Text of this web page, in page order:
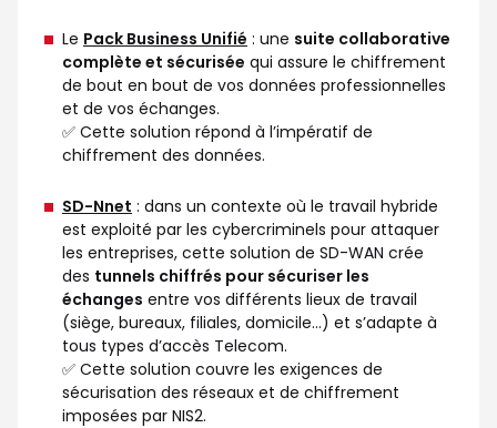
Le Pack Business Unifié : une suite collaborative
complète et sécurisée qui assure le chiffrement
de bout en bout de vos données professionnelles
et de vos échanges.
✅ Cette solution répond à l’impératif de
chiffrement des données.
SD-Nnet : dans un contexte où le travail hybride
est exploité par les cybercriminels pour attaquer
les entreprises, cette solution de SD-WAN crée
des tunnels chiffrés pour sécuriser les
échanges entre vos différents lieux de travail
(siège, bureaux, filiales, domicile…) et s’adapte à
tous types d’accès Telecom.
✅ Cette solution couvre les exigences de
sécurisation des réseaux et de chiffrement
imposées par NIS2.